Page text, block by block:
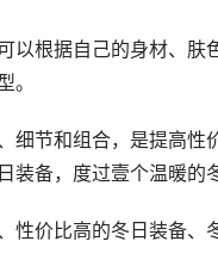
以根据自己的身材、肤
。
细节和组合，是提高性
备，度过壹个温暖的
性价比高的冬日装备、